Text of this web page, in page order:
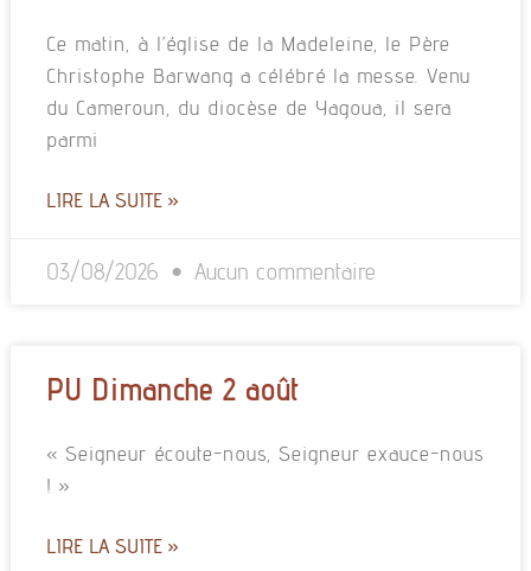
Ce matin, à l’église de la Madeleine, le Père
Christophe Barwang a célébré la messe. Venu
du Cameroun, du diocèse de Yagoua, il sera
parmi
LIRE LA SUITE »
03/08/2026 Aucun commentaire
PU Dimanche 2 août
« Seigneur écoute-nous, Seigneur exauce-nous
! »
LIRE LA SUITE »